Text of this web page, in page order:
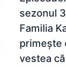
sezonul
Familia
primește
vestea